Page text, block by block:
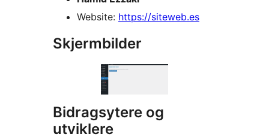
Website: https://siteweb.es
Skjermbilder
Bidragsytere og
utviklere